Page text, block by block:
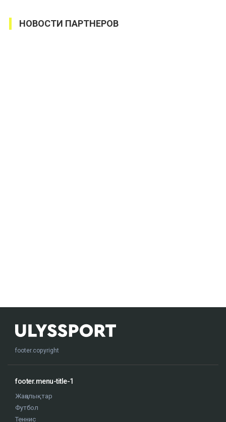
НОВОСТИ ПАРТНЕРОВ
footer.copyright
footer.menu-title-1
Жаңалықтар
Футбол
Теннис